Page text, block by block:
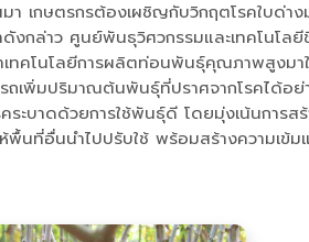
เกษตรกรต้องเผชิญกับวิกฤตโรคใบด่า
าว ศูนย์พันธุวิศวกรรมและเทคโนโล
คโนโลยีการผลิตท่อนพันธุ์คุณภาพสูงมาใ
พิ่มปริมาณต้นพันธุ์ที่ปราศจากโรคได้อย่
บาดด้วยการใช้พันธุ์ดี โดยมุ่งเน้นการส
นที่อื่นนำไปปรับใช้ พร้อมสร้างความเข้